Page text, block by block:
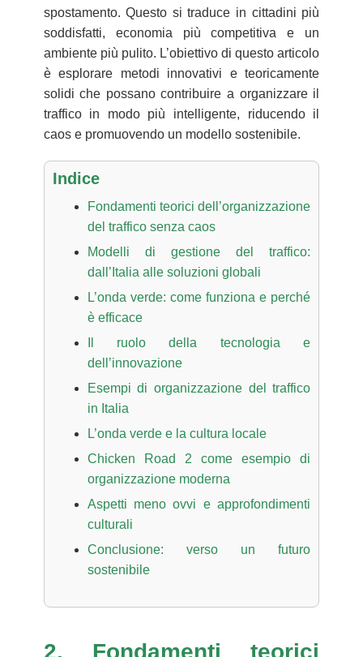
spostamento. Questo si traduce in cittadini più
soddisfatti, economia più competitiva e un
ambiente più pulito. L’obiettivo di questo articolo
è esplorare metodi innovativi e teoricamente
solidi che possano contribuire a organizzare il
traffico in modo più intelligente, riducendo il
caos e promuovendo un modello sostenibile.
Indice
Fondamenti teorici dell’organizzazione
del traffico senza caos
Modelli di gestione del traffico:
dall’Italia alle soluzioni globali
L’onda verde: come funziona e perché
è efficace
Il ruolo della tecnologia e
dell’innovazione
Esempi di organizzazione del traffico
in Italia
L’onda verde e la cultura locale
Chicken Road 2 come esempio di
organizzazione moderna
Aspetti meno ovvi e approfondimenti
culturali
Conclusione: verso un futuro
sostenibile
2. Fondamenti teorici